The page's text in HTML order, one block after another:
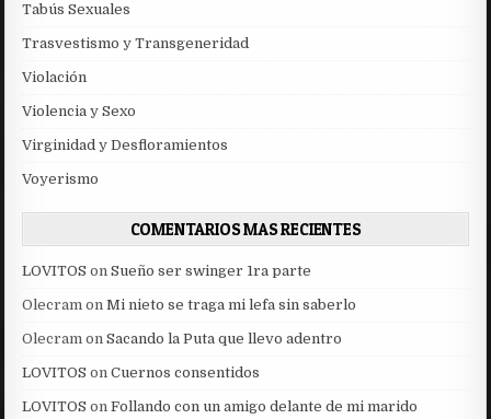
Tabús Sexuales
Trasvestismo y Transgeneridad
Violación
Violencia y Sexo
Virginidad y Desfloramientos
Voyerismo
COMENTARIOS MAS RECIENTES
LOVITOS onSueño ser swinger 1ra parte
Olecram onMi nieto se traga mi lefa sin saberlo
Olecram onSacando la Puta que llevo adentro
LOVITOS onCuernos consentidos
LOVITOS onFollando con un amigo delante de mi marido